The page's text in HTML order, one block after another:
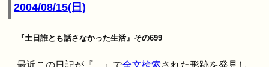
2004/08/15(日)
『土日誰とも話さなかった生活』その699
最近この日記が『。』で全文検索された形跡を発見し